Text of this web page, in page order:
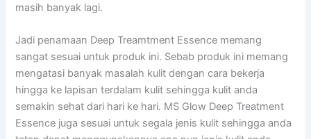
masih banyak lagi.
Jadi penamaan Deep Treamtment Essence memang
sangat sesuai untuk produk ini. Sebab produk ini memang
mengatasi banyak masalah kulit dengan cara bekerja
hingga ke lapisan terdalam kulit sehingga kulit anda
semakin sehat dari hari ke hari. MS Glow Deep Treatment
Essence juga sesuai untuk segala jenis kulit sehingga anda